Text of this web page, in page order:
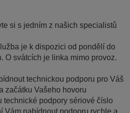
si s jedním z našich specialistů
je k dispozici od pondělí do
O svátcích je linka mimo provoz.
technickou podporu pro Váš
začátku Vašeho hovoru
technické podpory sériové číslo